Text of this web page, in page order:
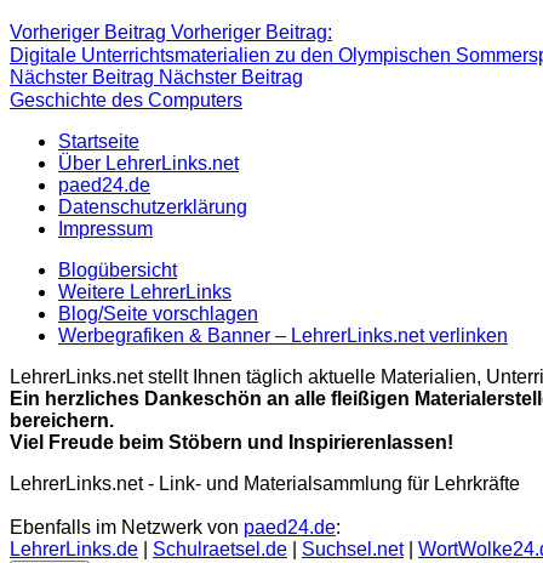
Vorheriger Beitrag Vorheriger Beitrag:
Digitale Unterrichtsmaterialien zu den Olympischen
Nächster Beitrag Nächster Beitrag
Geschichte des Computers
Startseite
Über LehrerLinks.net
paed24.de
Datenschutzerklärung
Impressum
Blogübersicht
Weitere LehrerLinks
Blog/Seite vorschlagen
Werbegrafiken & Banner – LehrerLinks.net verlinken
LehrerLinks.net stellt Ihnen täglich aktuelle Materialien,
Ein herzliches Dankeschön an alle fleißigen
bereichern.
Viel Freude beim Stöbern und Inspirierenlassen!
LehrerLinks.net - Link- und Materialsammlung für Lehrkräfte
Ebenfalls im Netzwerk von paed24.de:
LehrerLinks.de
Schulraetsel.de Suchsel.net|